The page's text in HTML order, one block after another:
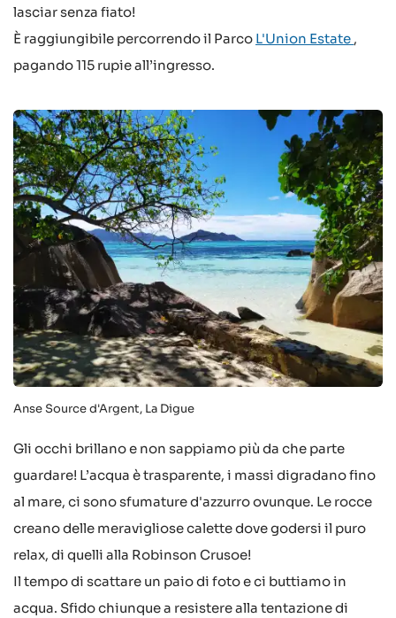
lasciar senza fiato!
È raggiungibile percorrendo il Parco L'Union Estate ,
pagando 115 rupie all’ingresso.
Anse Source d'Argent, La Digue
Gli occhi brillano e non sappiamo più da che parte
guardare! L’acqua è trasparente, i massi digradano fino
al mare, ci sono sfumature d'azzurro ovunque. Le rocce
creano delle meravigliose calette dove godersi il puro
relax, di quelli alla Robinson Crusoe!
Il tempo di scattare un paio di foto e ci buttiamo in
acqua. Sfido chiunque a resistere alla tentazione di